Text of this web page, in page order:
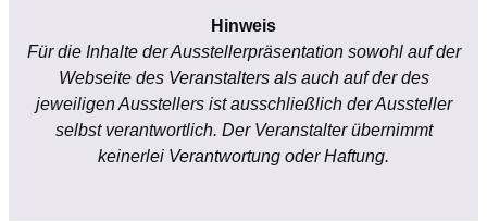
Hinweis
Für die Inhalte der Ausstellerpräsentation sowohl auf der
Webseite des Veranstalters als auch auf der des
jeweiligen Ausstellers ist ausschließlich der Aussteller
selbst verantwortlich. Der Veranstalter übernimmt
keinerlei Verantwortung oder Haftung.